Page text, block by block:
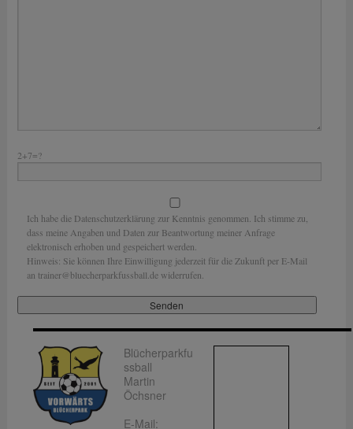
2+7=?
Ich habe die Datenschutzerklärung zur Kenntnis genommen. Ich stimme zu,
dass meine Angaben und Daten zur Beantwortung meiner Anfrage
elektronisch erhoben und gespeichert werden.
Hinweis: Sie können Ihre Einwilligung jederzeit für die Zukunft per E-Mail
an trainer@bluecherparkfussball.de widerrufen.
Blücherparkfu
ssball
Martin
Öchsner
E-Mail: